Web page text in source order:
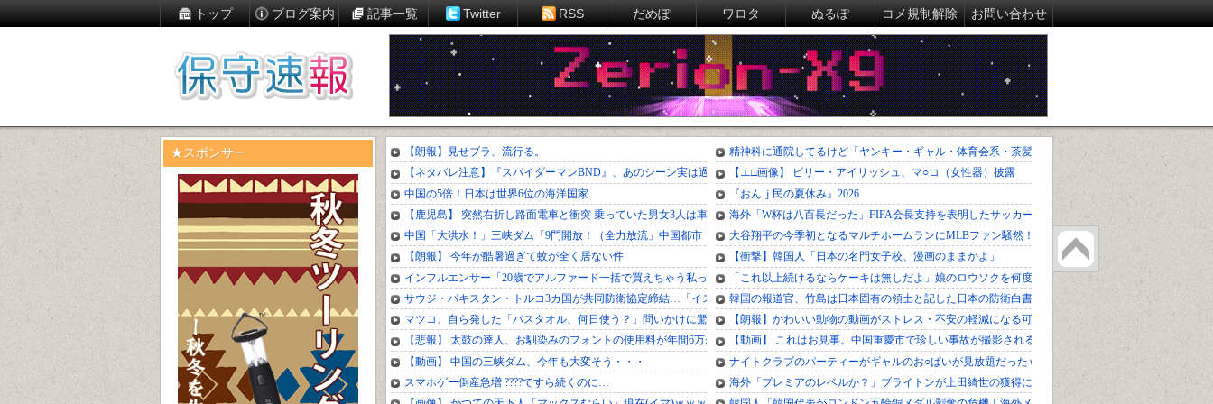
トップ ブログ案内 記事一覧 Twitter RSS だめぽ ワロタ ぬるぽ コメ規制解除 お問い合わせ
★スポンサー